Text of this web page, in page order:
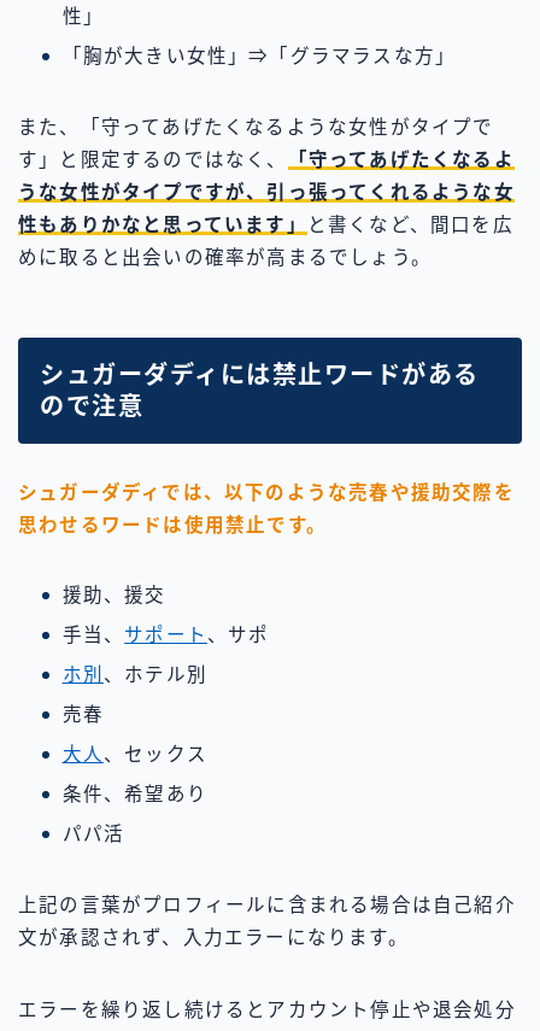
性」
「胸が大きい女性」⇒「グラマラスな方」
また、「守ってあげたくなるような女性がタイプで
す」と限定するのではなく、
「守ってあげたくなるよ
うな女性がタイプですが、引っ張ってくれるような女
性もありかなと思っています」
と書くなど、間口を広
めに取ると出会いの確率が高まるでしょう。
シュガーダディには禁止ワードがある
ので注意
シュガーダディでは、以下のような売春や援助交際を
思わせるワードは使用禁止です。
援助、援交
手当、 サポート 、サポ
ホ別 、ホテル別
売春
大人 、セックス
条件、希望あり
パパ活
上記の言葉がプロフィールに含まれる場合は自己紹介
文が承認されず、入力エラーになります。
エラーを繰り返し続けるとアカウント停止や退会処分